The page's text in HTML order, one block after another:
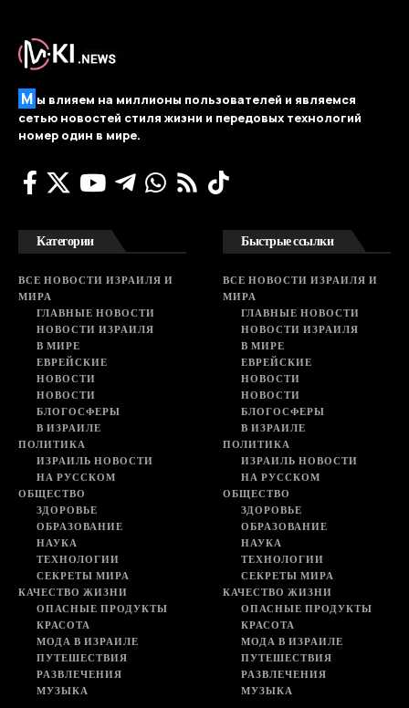
М ы влияем на миллионы пользователей и являемся
сетью новостей стиля жизни и передовых технологий
номер один в мире.
Категории
ВСЕ НОВОСТИ ИЗРАИЛЯ И
МИРА
ГЛАВНЫЕ НОВОСТИ
НОВОСТИ ИЗРАИЛЯ
В МИРЕ
ЕВРЕЙСКИЕ
НОВОСТИ
НОВОСТИ
БЛОГОСФЕРЫ
В ИЗРАИЛЕ
ПОЛИТИКА
ИЗРАИЛЬ НОВОСТИ
НА РУССКОМ
ОБЩЕСТВО
ЗДОРОВЬЕ
ОБРАЗОВАНИЕ
НАУКА
ТЕХНОЛОГИИ
СЕКРЕТЫ МИРА
КАЧЕСТВО ЖИЗНИ
ОПАСНЫЕ ПРОДУКТЫ
КРАСОТА
МОДА В ИЗРАИЛЕ
ПУТЕШЕСТВИЯ
РАЗВЛЕЧЕНИЯ
МУЗЫКА
Быстрые ссылки
ВСЕ НОВОСТИ ИЗРАИЛЯ И
МИРА
ГЛАВНЫЕ НОВОСТИ
НОВОСТИ ИЗРАИЛЯ
В МИРЕ
ЕВРЕЙСКИЕ
НОВОСТИ
НОВОСТИ
БЛОГОСФЕРЫ
В ИЗРАИЛЕ
ПОЛИТИКА
ИЗРАИЛЬ НОВОСТИ
НА РУССКОМ
ОБЩЕСТВО
ЗДОРОВЬЕ
ОБРАЗОВАНИЕ
НАУКА
ТЕХНОЛОГИИ
СЕКРЕТЫ МИРА
КАЧЕСТВО ЖИЗНИ
ОПАСНЫЕ ПРОДУКТЫ
КРАСОТА
МОДА В ИЗРАИЛЕ
ПУТЕШЕСТВИЯ
РАЗВЛЕЧЕНИЯ
МУЗЫКА